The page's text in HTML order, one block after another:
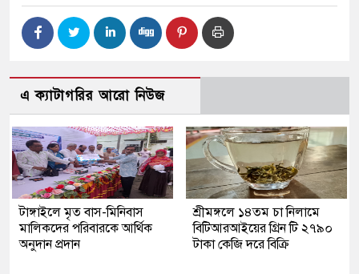
এ ক্যাটাগরির আরো নিউজ
টাঙ্গাইলে মৃত বাস-মিনিবাস
মালিকদের পরিবারকে আর্থিক
অনুদান প্রদান
শ্রীমঙ্গলে ১৪তম চা নিলামে
বিটিআরআইয়ের গ্রিন টি ২৭৯০
টাকা কেজি দরে বিক্রি